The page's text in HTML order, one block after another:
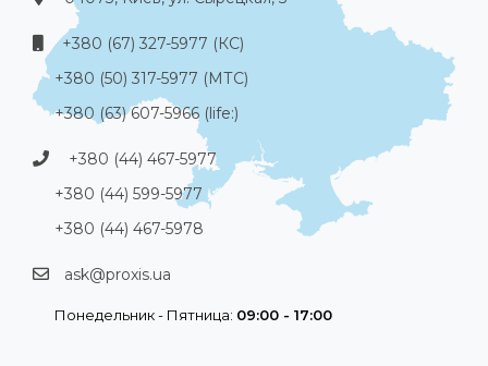
+380 (67) 327-5977 (КС)
+380 (50) 317-5977 (МТС)
+380 (63) 607-5966 (life:)
+380 (44) 467-5977
+380 (44) 599-5977
+380 (44) 467-5978
ask@proxis.ua
Понедельник - Пятница: 09:00 - 17:00